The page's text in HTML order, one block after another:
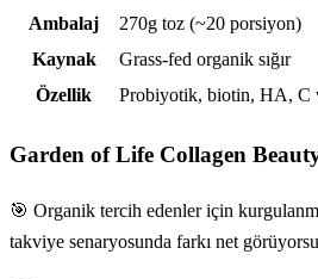
Ambalaj
270g toz (~20 porsiyon)
Kaynak
Grass-fed organik sığır
Özellik
Probiyotik, biotin, HA, C
Garden of Life Collagen
🎯 Organik tercih edenler için
takviye senaryosunda farkı net